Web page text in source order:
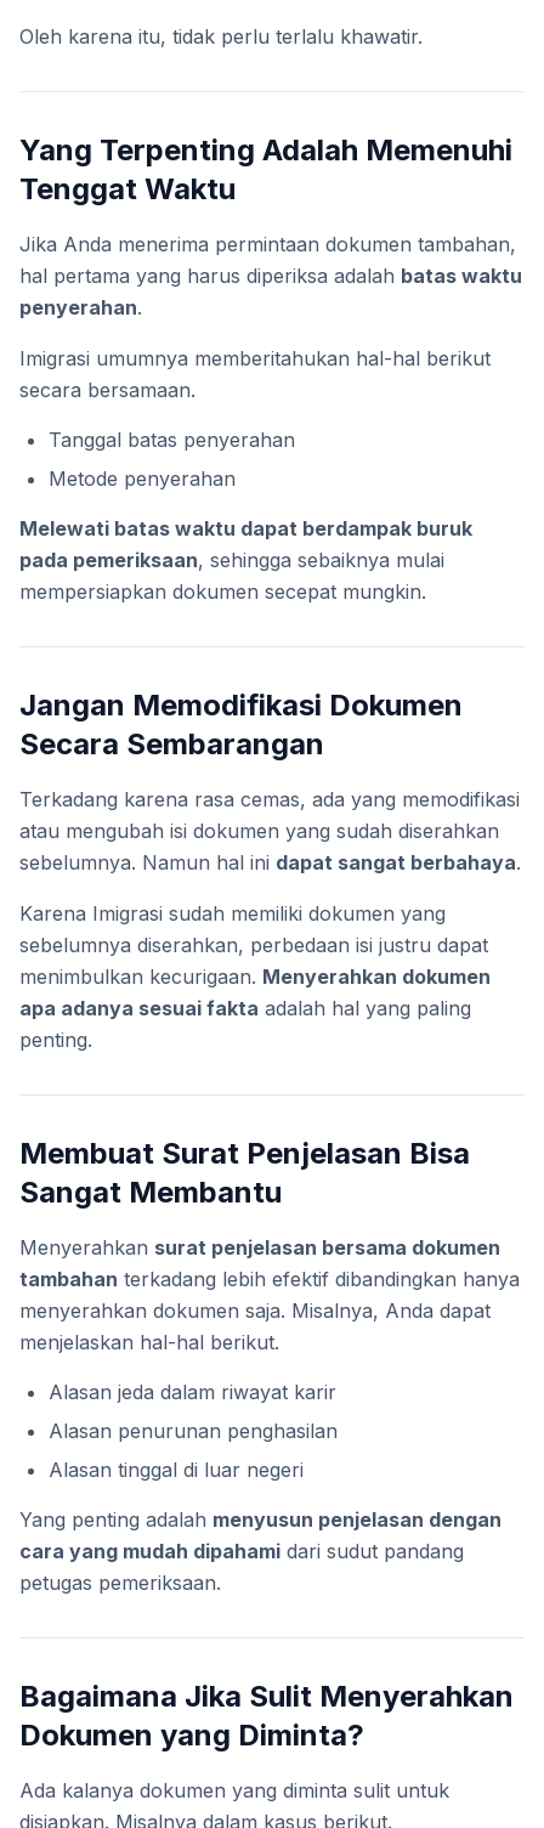
Oleh karena itu, tidak perlu terlalu khawatir.
Yang Terpenting Adalah Memenuhi
Tenggat Waktu
Jika Anda menerima permintaan dokumen tambahan,
hal pertama yang harus diperiksa adalah batas waktu
penyerahan.
Imigrasi umumnya memberitahukan hal-hal berikut
secara bersamaan.
Tanggal batas penyerahan
Metode penyerahan
Melewati batas waktu dapat berdampak buruk
pada pemeriksaan, sehingga sebaiknya mulai
mempersiapkan dokumen secepat mungkin.
Jangan Memodifikasi Dokumen
Secara Sembarangan
Terkadang karena rasa cemas, ada yang memodifikasi
atau mengubah isi dokumen yang sudah diserahkan
sebelumnya. Namun hal ini dapat sangat berbahaya.
Karena Imigrasi sudah memiliki dokumen yang
sebelumnya diserahkan, perbedaan isi justru dapat
menimbulkan kecurigaan. Menyerahkan dokumen
apa adanya sesuai fakta adalah hal yang paling
penting.
Membuat Surat Penjelasan Bisa
Sangat Membantu
Menyerahkan surat penjelasan bersama dokumen
tambahan terkadang lebih efektif dibandingkan hanya
menyerahkan dokumen saja. Misalnya, Anda dapat
menjelaskan hal-hal berikut.
Alasan jeda dalam riwayat karir
Alasan penurunan penghasilan
Alasan tinggal di luar negeri
Yang penting adalah menyusun penjelasan dengan
cara yang mudah dipahami dari sudut pandang
petugas pemeriksaan.
Bagaimana Jika Sulit Menyerahkan
Dokumen yang Diminta?
Ada kalanya dokumen yang diminta sulit untuk
disiapkan. Misalnya dalam kasus berikut.